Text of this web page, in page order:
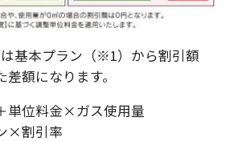
基本プラン（※1）から割引額
額になります。
位料金×ガス使用量
×割引率